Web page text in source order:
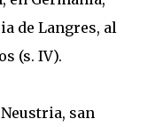
de Langres, al
(s. IV).
san